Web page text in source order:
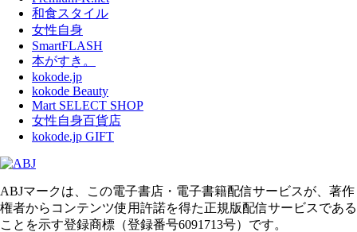
和食スタイル
女性自身
SmartFLASH
本がすき。
kokode.jp
kokode Beauty
Mart SELECT SHOP
女性自身百貨店
kokode.jp GIFT
ABJマークは、この電子書店・電子書籍配信サービスが、著作
権者からコンテンツ使用許諾を得た正規版配信サービスである
ことを示す登録商標（登録番号6091713号）です。